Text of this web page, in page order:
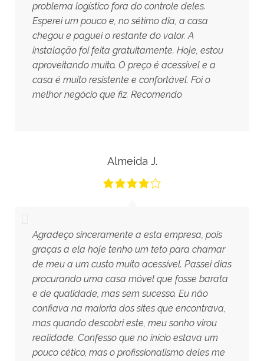
problema logístico fora do controle deles.
Esperei um pouco e, no sétimo dia, a casa
chegou e paguei o restante do valor. A
instalação foi feita gratuitamente. Hoje, estou
aproveitando muito. O preço é acessível e a
casa é muito resistente e confortável. Foi o
melhor negócio que fiz. Recomendo
Agradeço sinceramente a esta empresa, pois
graças a ela hoje tenho um teto para chamar
de meu a um custo muito acessível. Passei dias
procurando uma casa móvel que fosse barata
e de qualidade, mas sem sucesso. Eu não
confiava na maioria dos sites que encontrava,
mas quando descobri este, meu sonho virou
realidade. Confesso que no início estava um
pouco cético, mas o profissionalismo deles me
Almeida J.